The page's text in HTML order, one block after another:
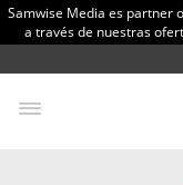
Samwise Media es partner
a través de nuestras